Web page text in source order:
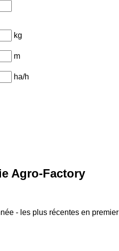
kg
m
ha/h
Agro-Factory
- les plus récentes en premier